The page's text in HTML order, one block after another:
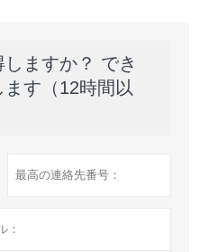
ますか？ でき
す（12時間以